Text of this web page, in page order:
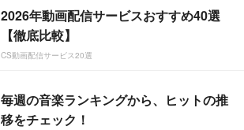
2026年動画配信サービスおすすめ40選
【徹底比較】
CS動画配信サービス20選
毎週の音楽ランキングから、ヒットの推
移をチェック！